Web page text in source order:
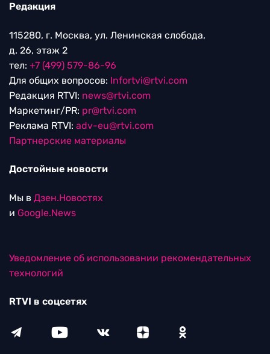
Редакция
115280, г. Москва, ул. Ленинская слобода,
д. 26, этаж 2
тел: +7 (499) 579-86-96
Для общих вопросов: Infortvi@rtvi.com
Редакция RTVI: news@rtvi.com
Маркетинг/PR: pr@rtvi.com
Реклама RTVI: adv-eu@rtvi.com
Партнерские материалы
Достойные новости
Мы в Дзен.Новостях
и Google.News
Уведомление об использовании рекомендательных
технологий
RTVI в соцсетях